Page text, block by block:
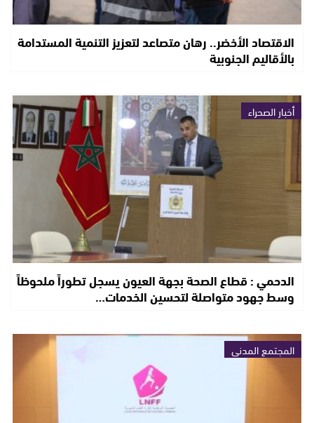
الاقتصاد الأخضر.. رهان متصاعد لتعزيز التنمية المستدامة
بالأقاليم الجنوبية
أخبار الصحراء
الدحمي : قطاع الصحة بجهة العيون يسجل تطوراً ملحوظاً
وسط جهود متواصلة لتحسين الخدمات…
المجتمع المدني